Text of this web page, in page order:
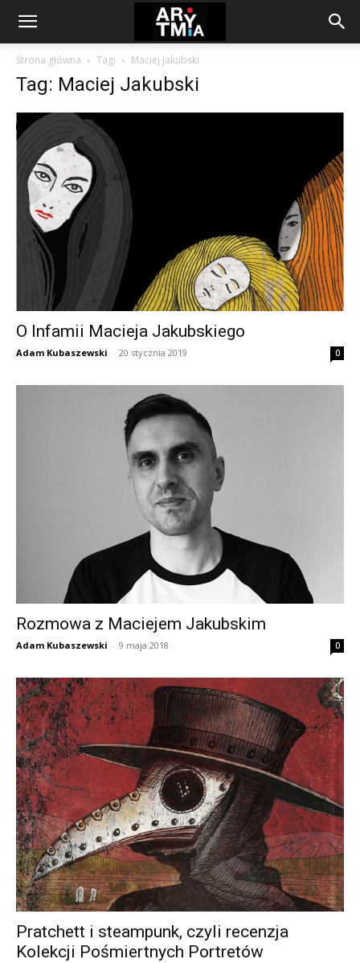
arytmia.eu
Strona główna Tagi Maciej Jakubski
Tag: Maciej Jakubski
O Infamii Macieja Jakubskiego
Adam Kubaszewski - 20 stycznia 2019 0
Rozmowa z Maciejem Jakubskim
Adam Kubaszewski - 9 maja 2018 0
Pratchett i steampunk, czyli recenzja
Kolekcji Pośmiertnych Portretów